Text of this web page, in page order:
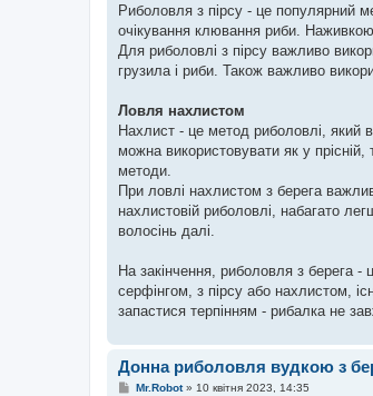
Риболовля з пірсу - це популярний
очікування клювання риби.
Для риболовлі з пірсу важливо
грузила і риби. Також важливо
Ловля нахлистом
Нахлист - це метод риболовлі, який
можна використовувати як у
методи.
При ловлі нахлистом з берега
нахлистовій риболовлі, набагато
волосінь далі.
На закінчення, риболовля з берега
серфінгом, з пірсу або нахлистом,
запастися терпінням - рибалка не
Донна риболовля вудкою з
ПMr.Robot» 10 квітня 2023, 14:35